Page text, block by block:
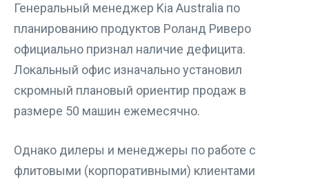
Генеральный менеджер Kia Australia по
планированию продуктов Роланд Риверо
официально признал наличие дефицита.
Локальный офис изначально установил
скромный плановый ориентир продаж в
размере 50 машин ежемесячно.
Однако дилеры и менеджеры по работе с
флитовыми (корпоративными) клиентами